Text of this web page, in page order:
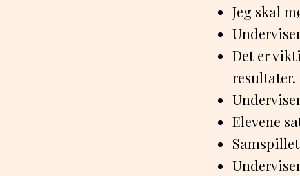
Jeg skal
Det er
resultater.
Elevene